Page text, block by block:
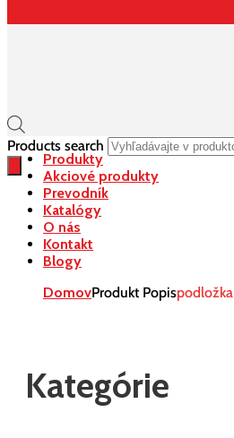
Products search
Produkty
Akciové produkty
Prevodník
Katalógy
O nás
Kontakt
Blogy
DomovProdukt Popispodložka
Kategórie